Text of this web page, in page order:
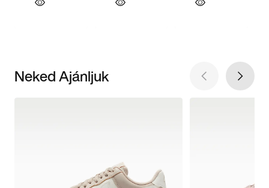
Neked Ajánljuk